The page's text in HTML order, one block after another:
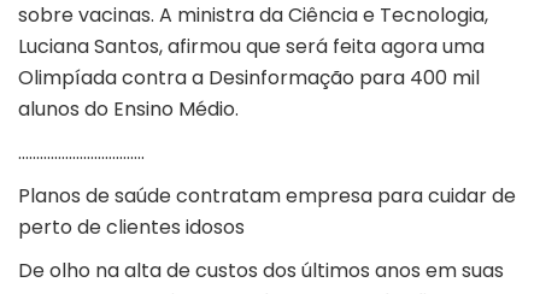
sobre vacinas. A ministra da Ciência e Tecnologia,
Luciana Santos, afirmou que será feita agora uma
Olimpíada contra a Desinformação para 400 mil
alunos do Ensino Médio.
……………………………..
Planos de saúde contratam empresa para cuidar de
perto de clientes idosos
De olho na alta de custos dos últimos anos em suas